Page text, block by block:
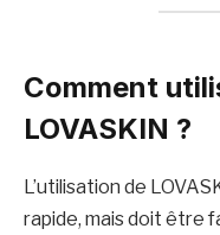
Comment
LOVASKIN ?
L’utilisation de
rapide, mais doit être